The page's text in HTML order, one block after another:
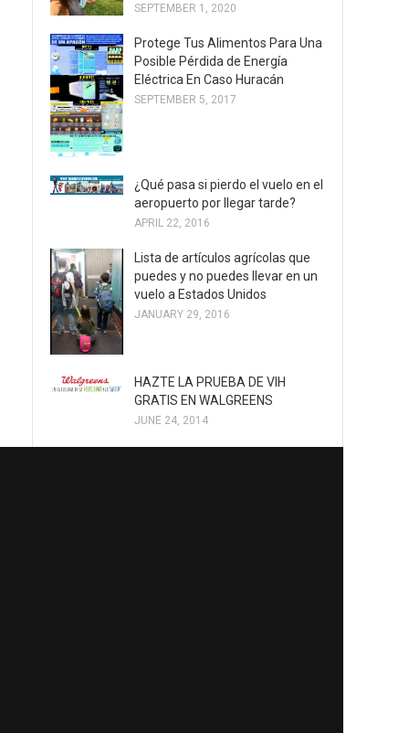
SEPTEMBER 1, 2020
Protege Tus Alimentos Para Una
Posible Pérdida de Energía
Eléctrica En Caso Huracán
SEPTEMBER 5, 2017
¿Qué pasa si pierdo el vuelo en el
aeropuerto por llegar tarde?
APRIL 22, 2016
Lista de artículos agrícolas que
puedes y no puedes llevar en un
vuelo a Estados Unidos
JANUARY 29, 2016
HAZTE LA PRUEBA DE VIH
GRATIS EN WALGREENS
JUNE 24, 2014